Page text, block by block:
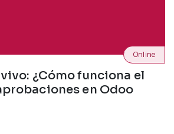
¿Cómo funciona el
en Odoo
Online